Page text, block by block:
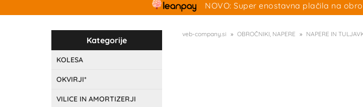
NOVO: Super enostavna plačila na
Kategorije
KOLESA
OKVIRJI*
VILICE IN AMORTIZERJI
veb-company.si OBROČNIKI, NAPERE NAPERE IN